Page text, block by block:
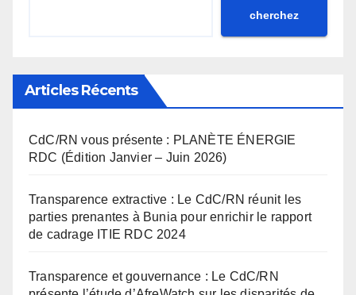
cherchez
Articles Récents
CdC/RN vous présente : PLANÈTE ÉNERGIE
RDC (Édition Janvier – Juin 2026)
Transparence extractive : Le CdC/RN réunit les
parties prenantes à Bunia pour enrichir le rapport
de cadrage ITIE RDC 2024
Transparence et gouvernance : Le CdC/RN